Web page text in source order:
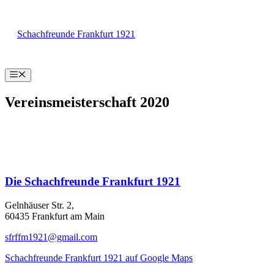
springen
Schachfreunde Frankfurt 1921
Menü
Vereinsmeisterschaft 2020
Die Schachfreunde Frankfurt 1921
Gelnhäuser Str. 2,
60435 Frankfurt am Main
sfrffm1921@gmail.com
Schachfreunde Frankfurt 1921 auf Google Maps